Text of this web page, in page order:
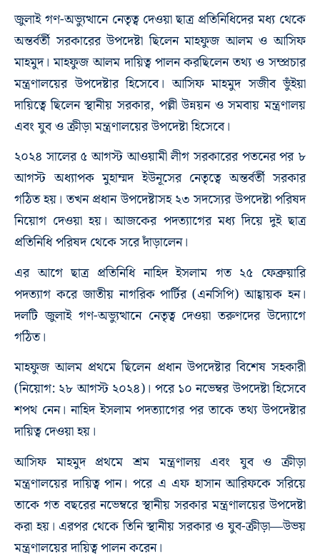
জুলাই গণ-অভ্যুত্থানে নেতৃত্ব দেওয়া ছাত্র প্রতিনিধিদের মধ্য থেকে
অন্তর্বর্তী সরকারের উপদেষ্টা ছিলেন মাহফুজ আলম ও আসিফ
মাহমুদ। মাহফুজ আলম দায়িত্ব পালন করছিলেন তথ্য ও সম্প্রচার
মন্ত্রণালয়ের উপদেষ্টার হিসেবে। আসিফ মাহমুদ সজীব ভুঁইয়া
দায়িত্বে ছিলেন স্থানীয় সরকার, পল্লী উন্নয়ন ও সমবায় মন্ত্রণালয়
এবং যুব ও ক্রীড়া মন্ত্রণালয়ের উপদেষ্টা হিসেবে।
২০২৪ সালের ৫ আগস্ট আওয়ামী লীগ সরকারের পতনের পর ৮
আগস্ট অধ্যাপক মুহাম্মদ ইউনূসের নেতৃত্বে অন্তর্বর্তী সরকার
গঠিত হয়। তখন প্রধান উপদেষ্টাসহ ২৩ সদস্যের উপদেষ্টা পরিষদ
নিয়োগ দেওয়া হয়। আজকের পদত্যাগের মধ্য দিয়ে দুই ছাত্র
প্রতিনিধি পরিষদ থেকে সরে দাঁড়ালেন।
এর আগে ছাত্র প্রতিনিধি নাহিদ ইসলাম গত ২৫ ফেব্রুয়ারি
পদত্যাগ করে জাতীয় নাগরিক পার্টির (এনসিপি) আহ্বায়ক হন।
দলটি জুলাই গণ-অভ্যুত্থানে নেতৃত্ব দেওয়া তরুণদের উদ্যোগে
গঠিত।
মাহফুজ আলম প্রথমে ছিলেন প্রধান উপদেষ্টার বিশেষ সহকারী
(নিয়োগ: ২৮ আগস্ট ২০২৪)। পরে ১০ নভেম্বর উপদেষ্টা হিসেবে
শপথ নেন। নাহিদ ইসলাম পদত্যাগের পর তাকে তথ্য উপদেষ্টার
দায়িত্ব দেওয়া হয়।
আসিফ মাহমুদ প্রথমে শ্রম মন্ত্রণালয় এবং যুব ও ক্রীড়া
মন্ত্রণালয়ের দায়িত্ব পান। পরে এ এফ হাসান আরিফকে সরিয়ে
তাকে গত বছরের নভেম্বরে স্থানীয় সরকার মন্ত্রণালয়ের উপদেষ্টা
করা হয়। এরপর থেকে তিনি স্থানীয় সরকার ও যুব-ক্রীড়া—উভয়
মন্ত্রণালয়ের দায়িত্ব পালন করেন।